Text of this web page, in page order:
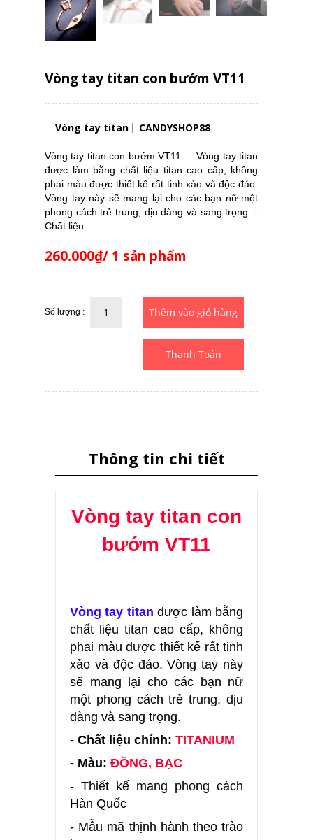
Vòng tay titan con bướm VT11
Vòng tay titan CANDYSHOP88
Vòng tay titan con bướm VT11 Vòng tay titan
được làm bằng chất liệu titan cao cấp, không
phai màu được thiết kế rất tinh xảo và độc đáo.
Vòng tay này sẽ mang lại cho các bạn nữ một
phong cách trẻ trung, dịu dàng và sang trọng. -
Chất liệu...
260.000₫/ 1 sản phẩm
Số lượng :
Thanh Toán
Thông tin chi tiết
Vòng tay titan con
bướm VT11
Vòng tay titan được làm bằng
chất liệu titan cao cấp, không
phai màu được thiết kế rất tinh
xảo và độc đáo. Vòng tay này
sẽ mang lại cho các bạn nữ
một phong cách trẻ trung, dịu
dàng và sang trọng.
- Chất liệu chính: TITANIUM
- Màu: ĐỒNG, BẠC
- Thiết kế mang phong cách
Hàn Quốc
- Mẫu mã thịnh hành theo trào